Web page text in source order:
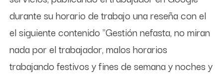
durante su horario de trabajo una reseña con el
el siguiente contenido "Gestión nefasta, no miran
nada por el trabajador, malos horarios
trabajando festivos y fines de semana y noches y